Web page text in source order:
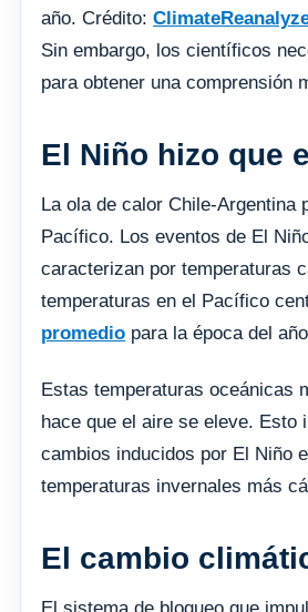
año. Crédito:
Sin embargo, los científicos
para obtener una comprensión
El Niño hizo que
La ola de calor Chile-Argentina
Pacífico. Los eventos de El
caracterizan por temperaturas
temperaturas en el Pacífico
promedio para la época del
Estas temperaturas oceánicas
hace que el aire se eleve.
cambios inducidos por El Niño
temperaturas invernales más
El cambio